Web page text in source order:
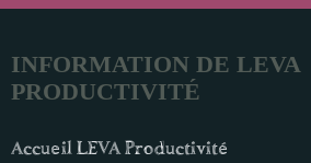
INFORMATION DE LEVA
PRODUCTIVITÉ
Accueil LEVA Productivité